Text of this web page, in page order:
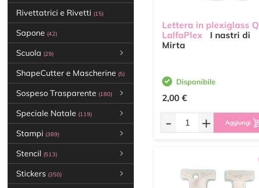
Rivettatrici e Rivetti (15)
Sapone (42)
Scuola (29)
ShapeCutter e Mascherine (5)
Sospeso Trasparente (180)
Speciale Natale (119)
Stampi (389)
Stencil (513)
Stickers (350)
Lettera in plexiglass Q
LalfaPlex
I nastri di
Mirta
Disponibile
2,00 €
- + Aggiungi